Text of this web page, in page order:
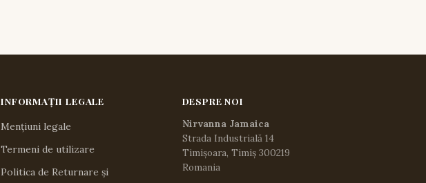
INFORMAȚII LEGALE
Mențiuni legale
Termeni de utilizare
Politica de Returnare și
DESPRE NOI
Nirvanna Jamaica
Strada Industrială 14
Timișoara, Timiș 300219
Romania